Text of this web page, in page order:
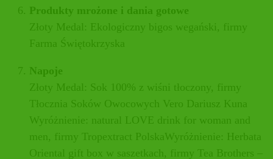
Produkty mrożone i dania gotowe
Złoty Medal: Ekologiczny bigos wegański, firmy
Farma Świętokrzyska
Napoje
Złoty Medal: Sok 100% z wiśni tłoczony, firmy
Tłocznia Soków Owocowych Vero Dariusz Kuna
Wyróżnienie: natural LOVE drink for woman and
men, firmy Tropextract PolskaWyróżnienie: Herbata
Oriental gift box w saszetkach, firmy Tea Brothers –